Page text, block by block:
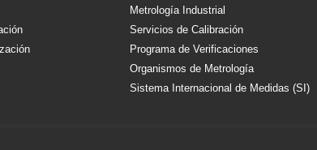
Metrología Industrial
Servicios de Calibración
Programa de Verificaciones
Organismos de Metrología
Sistema Internacional de Medidas (SI)